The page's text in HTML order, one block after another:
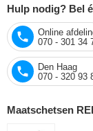
Hulp nodig? Bel
Online
070 - 301 34
Den Haag
070 - 320 93
Maatschetsen